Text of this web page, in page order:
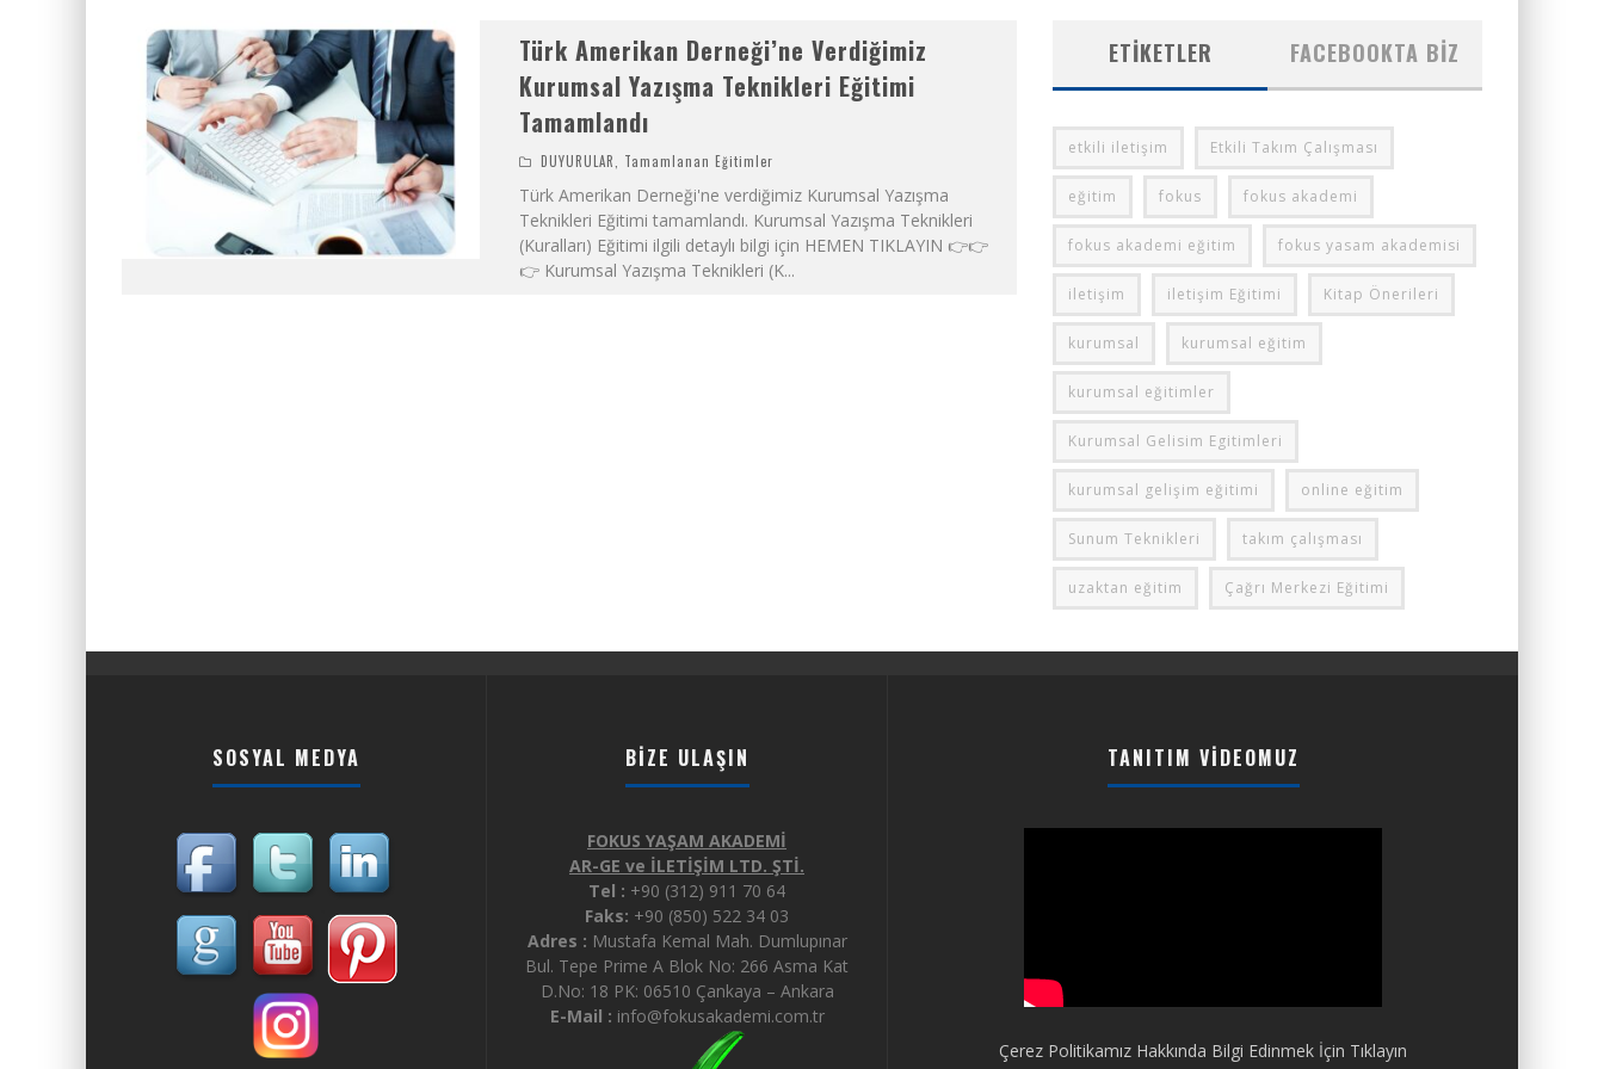
Türk Amerikan Derneği’ne Verdiğimiz
Kurumsal Yazışma Teknikleri Eğitimi
Tamamlandı
DUYURULAR Tamamlanan Eğitimler
Türk Amerikan Derneği'ne verdiğimiz Kurumsal Yazışma
Teknikleri Eğitimi tamamlandı. Kurumsal Yazışma Teknikleri
(Kuralları) Eğitimi ilgili detaylı bilgi için HEMEN TIKLAYIN 👉👉
👉 Kurumsal Yazışma Teknikleri (K...
ETIKETLER FACEBOOKTA BIZ
etkili iletişim Etkili Takım Çalışması
eğitim fokus fokus akademi
fokus akademi eğitim fokus yasam akademisi
iletişim iletişim Eğitimi Kitap Önerileri
kurumsal kurumsal eğitim
kurumsal eğitimler
Kurumsal Gelisim Egitimleri
kurumsal gelişim eğitimi online eğitim
Sunum Teknikleri takım çalışması
uzaktan eğitim Çağrı Merkezi Eğitimi
SOSYAL MEDYA BIZE ULAŞIN
FOKUS YAŞAM AKADEMİ
AR-GE ve İLETİŞİM LTD. ŞTİ.
Tel : +90 (312) 911 70 64
Faks: +90 (850) 522 34 03
Adres : Mustafa Kemal Mah. Dumlupınar
Bul. Tepe Prime A Blok No: 266 Asma Kat
D.No: 18 PK: 06510 Çankaya – Ankara
E-Mail : info@fokusakademi.com.tr
TANITIM VIDEOMUZ
Çerez Politikamız Hakkında Bilgi Edinmek İçin Tıklayın